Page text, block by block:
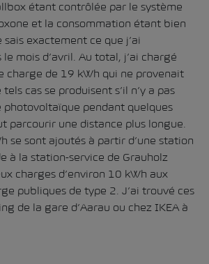
étant contrôlée par le système
et la consommation étant bien
exactement ce que j’ai
mois d’avril. Au total, j’ai chargé
charge de 19 kWh qui ne provenait
cas se produisent s’il n’y a pas
photovoltaïque pendant quelques
parcourir une distance plus longue.
se sont ajoutés à partir d’une station
à la station-service de Grauholz
charges d’environ 10 kWh aux
publiques de type 2. J’ai trouvé ces
de la gare d’Aarau ou chez IKEA à